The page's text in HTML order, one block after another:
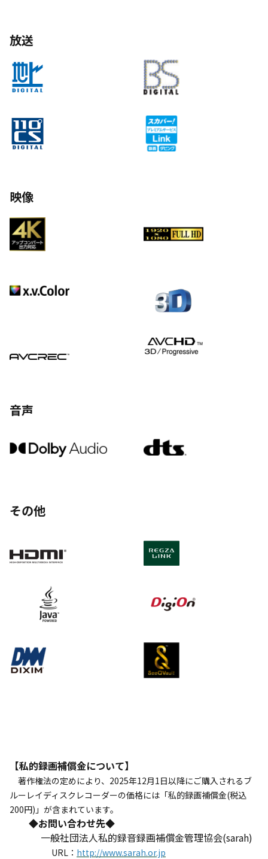
放送
映像
音声
その他
【私的録画補償金について】
著作権法の定めにより、2025年12月1日以降にご購入されるブ
ルーレイディスクレコーダーの価格には「私的録画補償金(税込
200円)」が含まれています。
◆お問い合わせ先◆
一般社団法人私的録音録画補償金管理協会(sarah)
URL： http://www.sarah.or.jp